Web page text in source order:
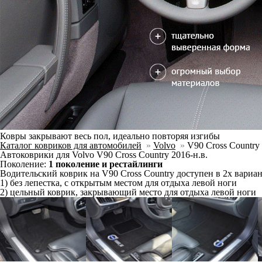
Ковры закрывают весь пол, идеально повторяя изгибы
Каталог ковриков для автомобилей » Volvo » V90 Cross Country
Автоковрики для Volvo V90 Cross Country 2016-н.в.
Поколение: 1 поколение и рестайлинги
Водительский коврик на V90 Cross Country доступен в 2х
1) без лепестка, с открытым местом для отдыха левой ноги
2) цельный коврик, закрывающий место для отдыха левой ноги